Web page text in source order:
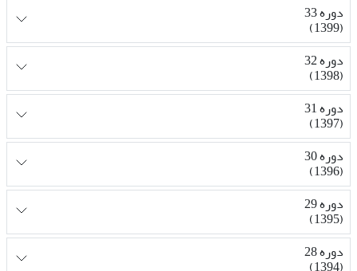
دوره 33
(1399)
دوره 32
(1398)
دوره 31
(1397)
دوره 30
(1396)
دوره 29
(1395)
دوره 28